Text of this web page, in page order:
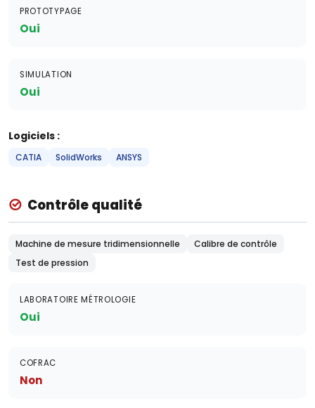
PROTOTYPAGE
Oui
SIMULATION
Oui
Logiciels :
CATIA SolidWorks ANSYS
Contrôle qualité
Machine de mesure tridimensionnelle
Calibre de contrôle
Test de pression
LABORATOIRE MÉTROLOGIE
Oui
COFRAC
Non